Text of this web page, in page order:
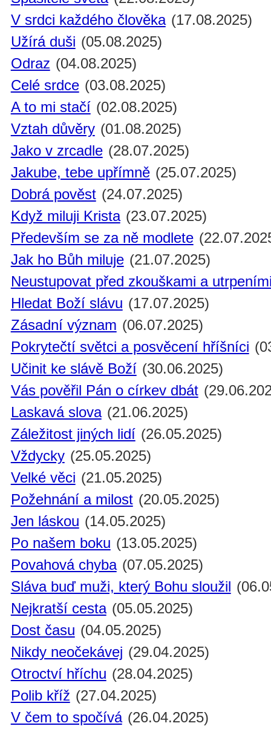
V srdci každého člověka (17.08.2025)
Užírá duši (05.08.2025)
Odraz (04.08.2025)
Celé srdce (03.08.2025)
A to mi stačí (02.08.2025)
Vztah důvěry (01.08.2025)
Jako v zrcadle (28.07.2025)
Jakube, tebe upřímně (25.07.2025)
Dobrá pověst (24.07.2025)
Když miluji Krista (23.07.2025)
Především se za ně modlete
Jak ho Bůh miluje (21.07.2025)
Neustupovat před zkouškami a
Hledat Boží slávu (17.07.2025)
Zásadní význam (06.07.2025)
Pokrytečtí světci a posvěcení hříšníci
Učinit ke slávě Boží (30.06.2025)
Vás pověřil Pán o církev dbát
Laskavá slova (21.06.2025)
Záležitost jiných lidí (26.05.2025)
Vždycky (25.05.2025)
Velké věci (21.05.2025)
Požehnání a milost (20.05.2025)
Jen láskou (14.05.2025)
Po našem boku (13.05.2025)
Povahová chyba (07.05.2025)
Sláva buď muži, který Bohu sloužil
Nejkratší cesta (05.05.2025)
Dost času (04.05.2025)
Nikdy neočekávej (29.04.2025)
Otroctví hříchu (28.04.2025)
Polib kříž (27.04.2025)
V čem to spočívá (26.04.2025)